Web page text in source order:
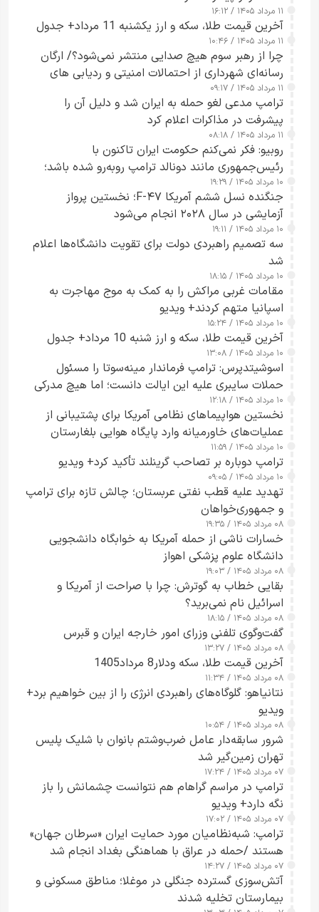
۱۱ مرداد ۱۴۰۵ / ۱۶:۱۲
آخرین قیمت طلا، سکه و ارز یکشنبه 11 مرداد+ جدول
۱۱ مرداد ۱۴۰۵ / ۱۰:۴۶
چرا از رهبر سوم هیچ صدایی منتشر نمی‌شود؟/ ارگان
رسانه‌ای شهرداری از احتمالات امنیتی و ردیابی های
جاسوسی گفت
۱۱ مرداد ۱۴۰۵ / ۰۹:۱۷
ترامپ مدعی لغو حمله به ایران شد و دلیل آن را
پیشرفت در مذاکرات اعلام کرد
۱۱ مرداد ۱۴۰۵ / ۰۸:۱۸
روبیو: فکر نمی‌کنم حکومت ایران تاکنون با
رئیس‌جمهوری مانند دونالد ترامپ روبه‌رو شده باشد؛
کسی که واقعاً دست به اقدام می‌زند
۱۰ مرداد ۱۴۰۵ / ۱۹:۲۹
جنگنده نسل ششم آمریکا F-۴۷؛ نخستین پرواز
آزمایشی در سال ۲۰۲۸ انجام می‌شود
۱۰ مرداد ۱۴۰۵ / ۱۹:۱۱
سه تصمیم راهبردی دولت برای تقویت دانشگاه‌ها اعلام
شد
۱۰ مرداد ۱۴۰۵ / ۱۸:۱۵
مقامات غربی مراکش را به کمک به موج مهاجرت به
اسپانیا متهم کردند+ ویدیو
۱۰ مرداد ۱۴۰۵ / ۱۵:۲۴
آخرین قیمت طلا، سکه و ارز شنبه 10 مرداد+ جدول
۱۰ مرداد ۱۴۰۵ / ۱۳:۰۸
اسوشیتدپرس: ترامپ فرماندار مینه‌سوتا را مسئول
حملات سایبری علیه این ایالت دانست؛ اما هیچ مدرکی
ارائه نکرد
۱۰ مرداد ۱۴۰۵ / ۱۲:۱۸
نخستین هواپیماهای نظامی آمریکا برای پشتیبانی از
عملیات‌های خاورمیانه وارد پایگاه هوایی بلغارستان
شدند
۱۰ مرداد ۱۴۰۵ / ۱۱:۵۹
ترامپ دوباره بر تصاحب گرینلند تأکید کرد+ ویدیو
۱۰ مرداد ۱۴۰۵ / ۰۹:۰۵
تهدید علیه قطب نفتی عربستان؛ چالش تازه برای ترامپ
و جمهوری‌خواهان
۰۸ مرداد ۱۴۰۵ / ۱۹:۳۵
خسارات ناشی از حمله آمریکا به خوابگاه دانشجویی
دانشگاه علوم پزشکی اهواز
۰۸ مرداد ۱۴۰۵ / ۱۹:۰۳
بقایی خطاب به گوترش: چرا با صراحت از آمریکا و
اسرائیل نام نمی‌برید؟
۰۸ مرداد ۱۴۰۵ / ۱۸:۱۵
گفت‌وگوی تلفنی وزرای امور خارجه ایران و قبرس
۰۸ مرداد ۱۴۰۵ / ۱۳:۲۷
آخرین قیمت طلا، سکه ودلار8 مرداد1405
۰۸ مرداد ۱۴۰۵ / ۱۱:۳۴
نتانیاهو: گلوگاه‌های راهبردی انرژی را از بین خواهیم برد+
ویدیو
۰۸ مرداد ۱۴۰۵ / ۱۰:۵۴
شرور سابقه‌دار عامل ضرب‌وشتم بانوان با شلیک پلیس
تهران زمین‌گیر شد
۰۷ مرداد ۱۴۰۵ / ۱۷:۲۴
ترامپ در مراسم گراهام هم نتوانست چشمانش را باز
نگه دارد+ ویدیو
۰۷ مرداد ۱۴۰۵ / ۱۷:۰۲
ترامپ: شبه‌نظامیان مورد حمایت ایران «سرطان جهان»
هستند /حمله در عراق با هماهنگی بغداد انجام شد
۰۷ مرداد ۱۴۰۵ / ۱۴:۲۷
آتش‌سوزی گسترده جنگلی در موغلا؛ مناطق مسکونی و
بیمارستان تخلیه شدند